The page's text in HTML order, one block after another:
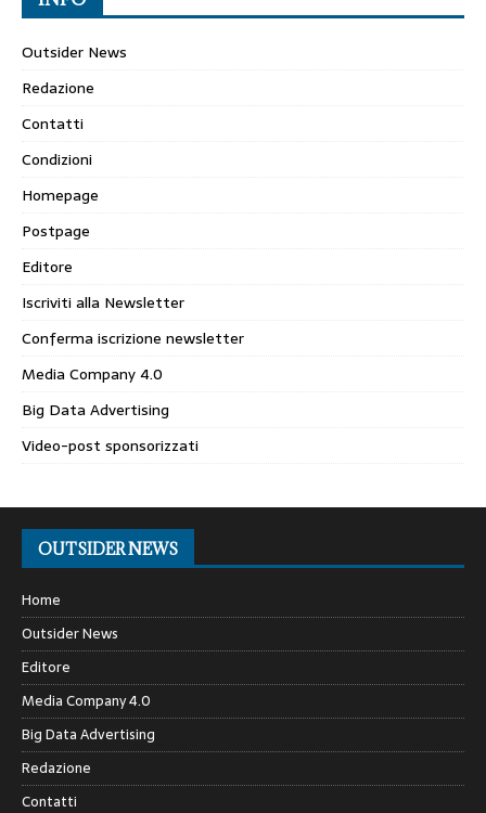
Outsider News
Redazione
Contatti
Condizioni
Homepage
Postpage
Editore
Iscriviti alla Newsletter
Conferma iscrizione newsletter
Media Company 4.0
Big Data Advertising
Video-post sponsorizzati
OUTSIDER NEWS
Home
Outsider News
Editore
Media Company 4.0
Big Data Advertising
Redazione
Contatti